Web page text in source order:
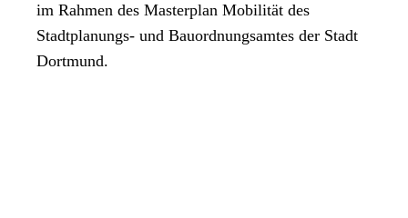
im Rahmen des Masterplan Mobilität des
Stadtplanungs- und Bauordnungsamtes der Stadt
Dortmund.